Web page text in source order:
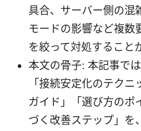
具合、サーバー側の混
モードの影響など複数
を絞って対処すること
本文の骨子: 本記事で
「接続安定化のテク
ガイド」「選び方のポ
づく改善ステップ」を